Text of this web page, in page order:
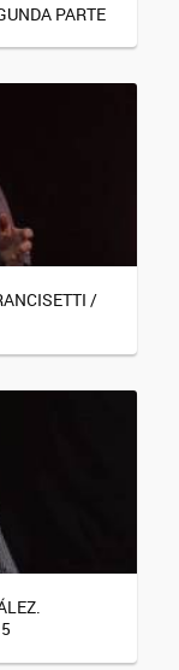
PARTE
/